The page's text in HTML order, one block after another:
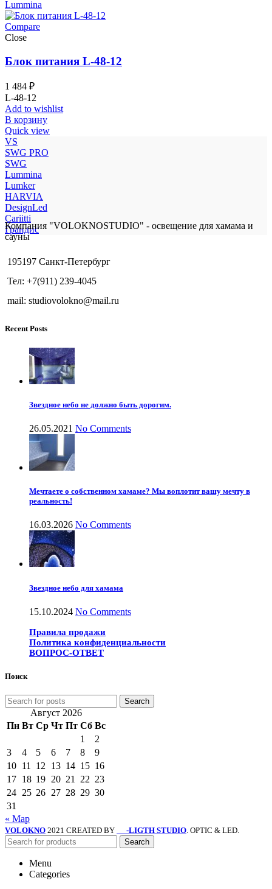
Lummina
Compare
Close
Блок питания L-48-12
1 484 ₽
L-48-12
Add to wishlist
В корзину
Quick view
VS
SWG PRO
SWG
Lummina
Lumker
HARVIA
DesignLed
Cariitti
Грандис
Компания "VOLOKNOSTUDIO" - освещение для хамама и
сауны
195197 Санкт-Петербург
Тел: +7(911) 239-4045
mail: studiovolokno@mail.ru
Recent Posts
Звездное небо не должно быть дорогим.
26.05.2021 No Comments
Мечтаете о собственном хамаме? Мы воплотит вашу мечту в
реальность!
16.03.2026 No Comments
Звездное небо для хамама
15.10.2024 No Comments
Правила продажи
Политика конфиденциальности
ВОПРОС-ОТВЕТ
Поиск
Search
Август 2026
Пн Вт Ср Чт Пт Сб Вс
1
2
3
4 5 6 7 8
9
10 11 12 13 14 15 16
17 18 19 20 21 22 23
24 25 26 27 28 29 30
31
« Мар
VOLOKNO 2021 CREATED BY -LIGTH STUDIO. OPTIC & LED.
Search
Menu
Categories